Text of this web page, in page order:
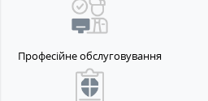
Професійне обслуговування